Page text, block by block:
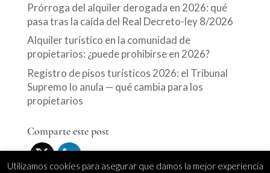
Prórroga del alquiler derogada en 2026: qué
pasa tras la caída del Real Decreto-ley 8/2026
Alquiler turístico en la comunidad de
propietarios: ¿puede prohibirse en 2026?
Registro de pisos turísticos 2026: el Tribunal
Supremo lo anula — qué cambia para los
propietarios
Comparte este post
Utilizamos cookies para asegurar que damos la mejor experiencia